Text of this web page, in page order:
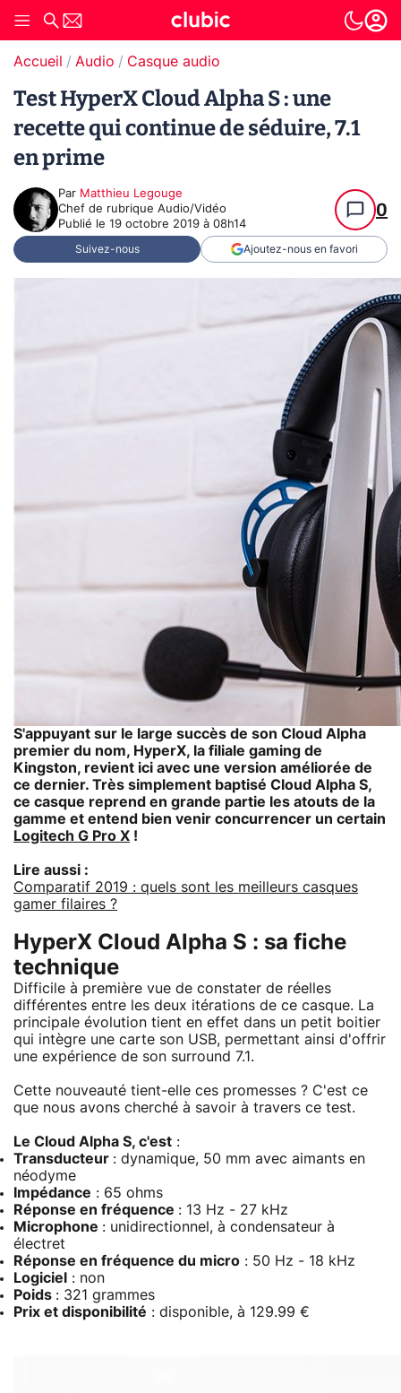
Accueil Audio Casque audio
Test HyperX Cloud Alpha S : une
recette qui continue de séduire, 7.1
en prime
Par Matthieu Legouge
Chef de rubrique Audio/Vidéo
Publié le 19 octobre 2019 à 08h14
0
Suivez-nous Ajoutez-nous en favori
S'appuyant sur le large succès de son Cloud Alpha
premier du nom, HyperX, la filiale gaming de
Kingston, revient ici avec une version améliorée de
ce dernier. Très simplement baptisé Cloud Alpha S,
ce casque reprend en grande partie les atouts de la
gamme et entend bien venir concurrencer un certain
Logitech G Pro X !
Lire aussi :
Comparatif 2019 : quels sont les meilleurs casques
gamer filaires ?
HyperX Cloud Alpha S : sa fiche
technique
Difficile à première vue de constater de réelles
différentes entre les deux itérations de ce casque. La
principale évolution tient en effet dans un petit boitier
qui intègre une carte son USB, permettant ainsi d'offrir
une expérience de son surround 7.1.
Cette nouveauté tient-elle ces promesses ? C'est ce
que nous avons cherché à savoir à travers ce test.
Le Cloud Alpha S, c'est :
Transducteur : dynamique, 50 mm avec aimants en
néodyme
Impédance : 65 ohms
Réponse en fréquence : 13 Hz - 27 kHz
Microphone : unidirectionnel, à condensateur à
électret
Réponse en fréquence du micro : 50 Hz - 18 kHz
Logiciel
: non
Poids : 321 grammes
Prix et disponibilité : disponible, à 129.99 €